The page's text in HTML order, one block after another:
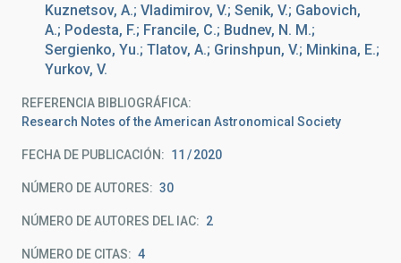
Kuznetsov, A.; Vladimirov, V.; Senik, V.; Gabovich,
A.; Podesta, F.; Francile, C.; Budnev, N. M.;
Sergienko, Yu.; Tlatov, A.; Grinshpun, V.; Minkina, E.;
Yurkov, V.
REFERENCIA BIBLIOGRÁFICA
Research Notes of the American Astronomical Society
FECHA DE PUBLICACIÓN: 11 2020
NÚMERO DE AUTORES 30
NÚMERO DE AUTORES DEL IAC 2
NÚMERO DE CITAS 4